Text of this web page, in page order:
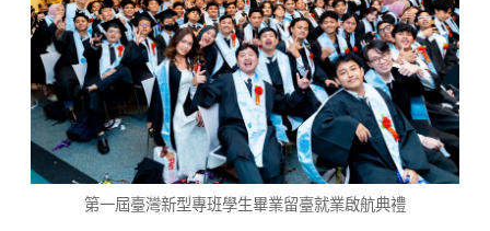
第一屆臺灣新型專班學生畢業留臺就業啟航典禮